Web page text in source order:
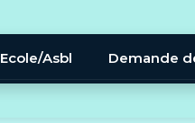
Ecole/Asbl Demande